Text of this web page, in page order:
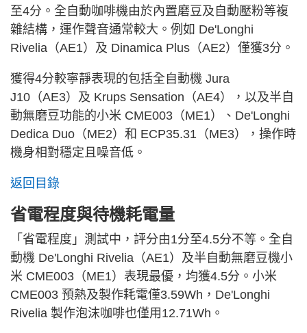
至4分。全自動咖啡機由於內置磨豆及自動壓粉等複
雜結構，運作聲音通常較大。例如 De'Longhi
Rivelia（AE1）及 Dinamica Plus（AE2）僅獲3分。
獲得4分較寧靜表現的包括全自動機 Jura
J10（AE3）及 Krups Sensation（AE4），以及半自
動無磨豆功能的小米 CME003（ME1）、De'Longhi
Dedica Duo（ME2）和 ECP35.31（ME3），操作時
機身相對穩定且噪音低。
返回目錄
省電程度與待機耗電量
「省電程度」測試中，評分由1分至4.5分不等。全自
動機 De'Longhi Rivelia（AE1）及半自動無磨豆機小
米 CME003（ME1）表現最優，均獲4.5分。小米
CME003 預熱及製作耗電僅3.59Wh，De'Longhi
Rivelia 製作泡沫咖啡也僅用12.71Wh。